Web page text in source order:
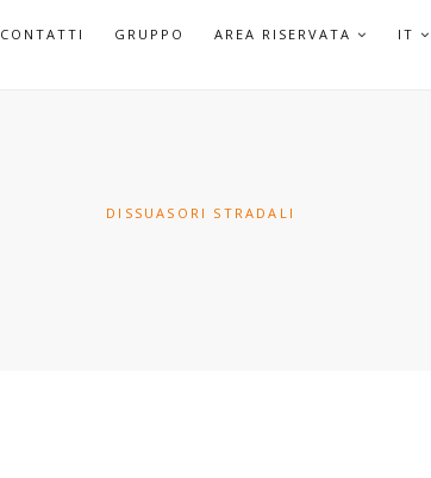
CONTATTI GRUPPO AREA RISERVATA APRIIT
DISSUASORI STRADALI